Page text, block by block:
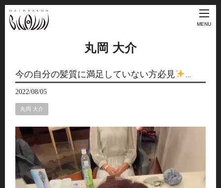
MENU
丸岡 大介
今の自分の髪質に満足していない方必見 …
2022/08/05
丸岡 大介
動
画
プ
ー